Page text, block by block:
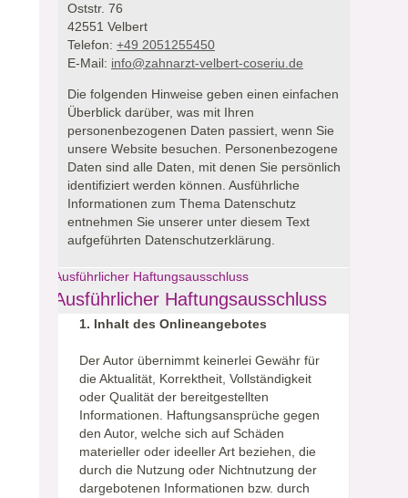
Oststr. 76
42551 Velbert
Telefon: +49 2051255450
E-Mail: info@zahnarzt-velbert-coseriu.de
Die folgenden Hinweise geben einen einfachen
Überblick darüber, was mit Ihren
personenbezogenen Daten passiert, wenn Sie
unsere Website besuchen. Personenbezogene
Daten sind alle Daten, mit denen Sie persönlich
identifiziert werden können. Ausführliche
Informationen zum Thema Datenschutz
entnehmen Sie unserer unter diesem Text
aufgeführten Datenschutzerklärung.
Ausführlicher Haftungsausschluss
Ausführlicher Haftungsausschluss
1. Inhalt des Onlineangebotes
Der Autor übernimmt keinerlei Gewähr für
die Aktualität, Korrektheit, Vollständigkeit
oder Qualität der bereitgestellten
Informationen. Haftungsansprüche gegen
den Autor, welche sich auf Schäden
materieller oder ideeller Art beziehen, die
durch die Nutzung oder Nichtnutzung der
dargebotenen Informationen bzw. durch